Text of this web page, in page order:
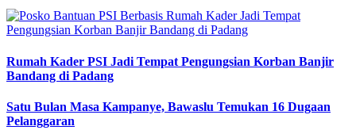
Rumah Kader PSI Jadi Tempat Pengungsian Korban Banjir
Bandang di Padang
Satu Bulan Masa Kampanye, Bawaslu Temukan 16 Dugaan
Pelanggaran